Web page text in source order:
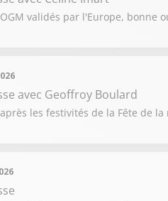
validés par l'Europe,
avec Geoffroy Boulard
les festivités de la Fête de